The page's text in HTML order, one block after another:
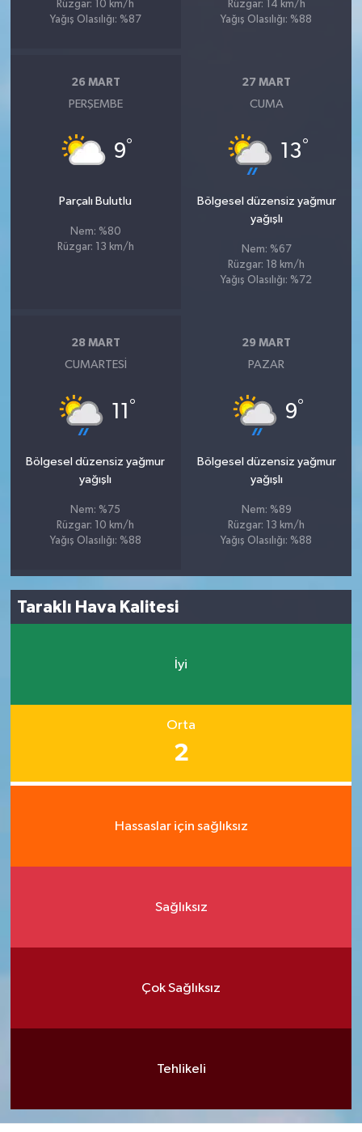
Rüzgar: 10 km/h
Yağış Olasılığı: %87
Rüzgar: 14 km/h
Yağış Olasılığı: %88
26 MART
PERŞEMBE
9°
Parçalı Bulutlu
Nem: %80
Rüzgar: 13 km/h
27 MART
CUMA
13°
Bölgesel düzensiz yağmur
yağışlı
Nem: %67
Rüzgar: 18 km/h
Yağış Olasılığı: %72
28 MART
CUMARTESI
11 °
Bölgesel düzensiz yağmur
yağışlı
Nem: %75
Rüzgar: 10 km/h
Yağış Olasılığı: %88
29 MART
PAZAR
9°
Bölgesel düzensiz yağmur
yağışlı
Nem: %89
Rüzgar: 13 km/h
Yağış Olasılığı: %88
Taraklı Hava Kalitesi
İyi
Orta
2
Hassaslar için sağlıksız
Sağlıksız
Çok Sağlıksız
Tehlikeli